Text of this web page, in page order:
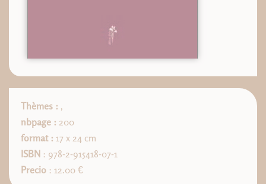
Thèmes : ,
nbpage : 200
format : 17 x 24 cm
ISBN : 978-2-915418-07-1
Precio : 12.00 €